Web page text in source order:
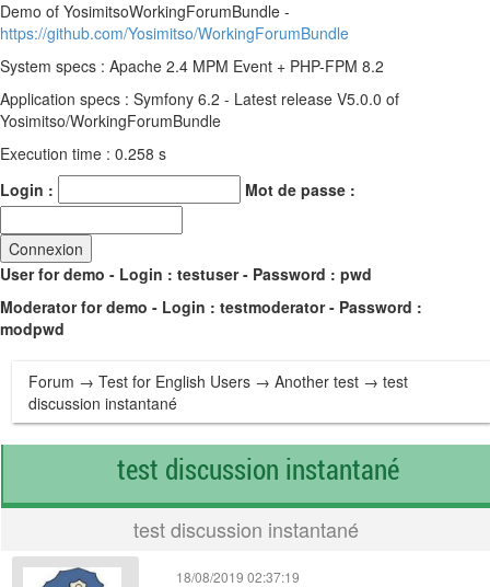
Demo of YosimitsoWorkingForumBundle -
https://github.com/Yosimitso/WorkingForumBundle
System specs : Apache 2.4 MPM Event + PHP-FPM 8.2
Application specs : Symfony 6.2 - Latest release V5.0.0 of
Yosimitso/WorkingForumBundle
Execution time : 0.258 s
Login :
Mot de passe :
User for demo - Login : testuser - Password : pwd
Moderator for demo - Login : testmoderator - Password :
modpwd
Forum → Test for English Users → Another test → test
discussion instantané
test discussion instantané
test discussion instantané
18/08/2019 02:37:19